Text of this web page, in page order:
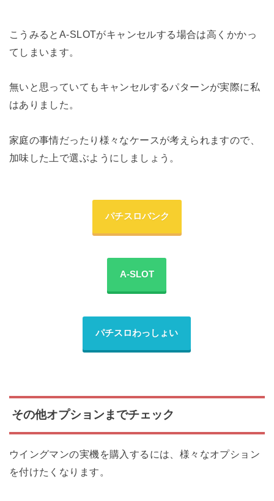
こうみるとA-SLOTがキャンセルする場合は高くかかっ
てしまいます。
無いと思っていてもキャンセルするパターンが実際に私
はありました。
家庭の事情だったり様々なケースが考えられますので、
加味した上で選ぶようにしましょう。
パチスロバンク
A-SLOT
パチスロわっしょい
その他オプションまでチェック
ウイングマンの実機を購入するには、様々なオプション
を付けたくなります。